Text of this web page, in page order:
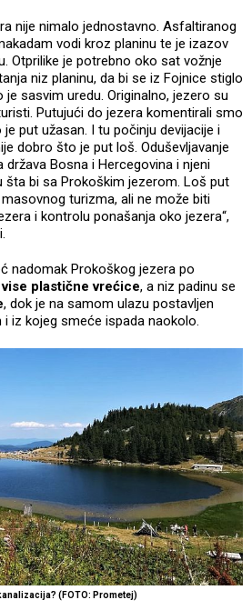
nije nimalo jednostavno. Asfaltiranog
vodi kroz planinu te je izazov
Otprilike je potrebno oko sat vožnje
niz planinu, da bi se iz Fojnice stiglo
sasvim uredu. Originalno, jezero su
Putujući do jezera komentirali smo
put užasan. I tu počinju devijacije i
dobro što je put loš. Oduševljavanje
Bosna i Hercegovina i njeni
šta bi sa Prokoškim jezerom. Loš put
turizma, ali ne može biti
i kontrolu ponašanja oko jezera“,
nadomak Prokoškog jezera po
vise plastične vrećice, a niz padinu se
, dok je na samom ulazu postavljen
iz kojeg smeće ispada naokolo.
(FOTO: Prometej)